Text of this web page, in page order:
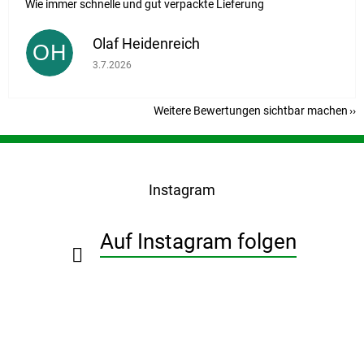
Wie immer schnelle und gut verpackte Lieferung
OH Olaf Heidenreich
Die Shop-Bewertung beträgt 5 von 5 Sternen.
3.7.2026
Weitere Bewertungen sichtbar machen
F
Instagram
Auf Instagram folgen